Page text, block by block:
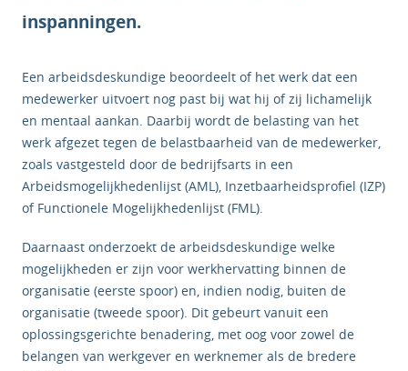
inspanningen.
Een arbeidsdeskundige beoordeelt of het werk dat een
medewerker uitvoert nog past bij wat hij of zij lichamelijk
en mentaal aankan. Daarbij wordt de belasting van het
werk afgezet tegen de belastbaarheid van de medewerker,
zoals vastgesteld door de bedrijfsarts in een
Arbeidsmogelijkhedenlijst (AML), Inzetbaarheidsprofiel (IZP)
of Functionele Mogelijkhedenlijst (FML).
Daarnaast onderzoekt de arbeidsdeskundige welke
mogelijkheden er zijn voor werkhervatting binnen de
organisatie (eerste spoor) en, indien nodig, buiten de
organisatie (tweede spoor). Dit gebeurt vanuit een
oplossingsgerichte benadering, met oog voor zowel de
belangen van werkgever en werknemer als de bredere